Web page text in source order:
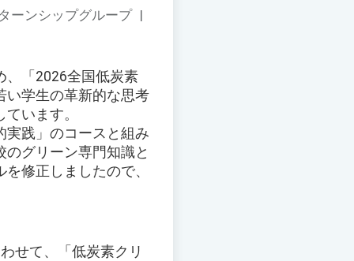
ーンシップグループ |
、「2026全国低炭素
い学生の革新的な思考
います。
実践」のコースと組み
グリーン専門知識と
修正しましたので、
せて、「低炭素クリ